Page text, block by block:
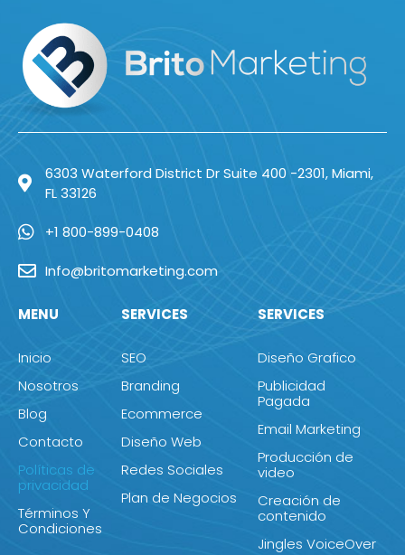
6303 Waterford District Dr Suite 400 -2301, Miami,
FL 33126
+1 800-899-0408
Info@britomarketing.com
MENU
Inicio
Nosotros
Blog
Contacto
Políticas de
privacidad
Términos Y
Condiciones
SERVICES
SEO
Branding
Ecommerce
Diseño Web
Redes Sociales
Plan de Negocios
SERVICES
Diseño Grafico
Publicidad
Pagada
Email Marketing
Producción de
video
Creación de
contenido
Jingles VoiceOver